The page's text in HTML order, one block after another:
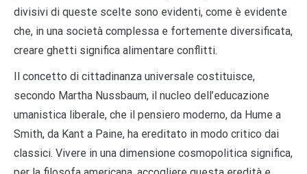
divisivi di queste scelte sono evidenti, come è evidente
che, in una società complessa e fortemente diversificata,
creare ghetti significa alimentare conflitti.
Il concetto di cittadinanza universale costituisce,
secondo Martha Nussbaum, il nucleo dell’educazione
umanistica liberale, che il pensiero moderno, da Hume a
Smith, da Kant a Paine, ha ereditato in modo critico dai
classici. Vivere in una dimensione cosmopolitica significa,